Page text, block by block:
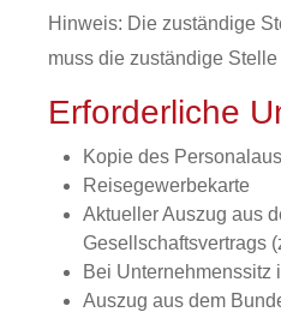
Hinweis: Die zuständige
muss die zuständige
Erforderliche
Kopie des
Reisegewerbekarte
Aktueller Auszug aus
Gesellschaftsvertrags
Bei Unternehmenssitz
Auszug aus dem